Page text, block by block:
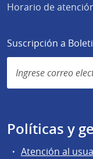
Horario de
Suscripción a
Simplenews
subscription
Políticas y
Atención al